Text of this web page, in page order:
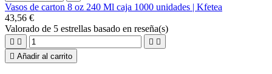
Vasos de carton 8 oz 240 Ml caja 1000 unidades | Kfetea
43,56 €
Valorado de 5 estrellas basado en reseña(s)
   
 Añadir al carrito